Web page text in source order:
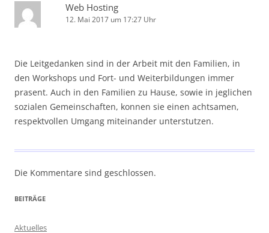
Web Hosting
12. Mai 2017 um 17:27 Uhr
Die Leitgedanken sind in der Arbeit mit den Familien, in
den Workshops und Fort- und Weiterbildungen immer
prasent. Auch in den Familien zu Hause, sowie in jeglichen
sozialen Gemeinschaften, konnen sie einen achtsamen,
respektvollen Umgang miteinander unterstutzen.
Die Kommentare sind geschlossen.
BEITRÄGE
Aktuelles